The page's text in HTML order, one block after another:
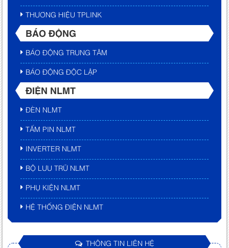
THƯƠNG HIỆU TPLINK
BÁO ĐỘNG
BÁO ĐỘNG TRUNG TÂM
BÁO ĐỘNG ĐỘC LẬP
ĐIỆN NLMT
ĐÈN NLMT
TẤM PIN NLMT
INVERTER NLMT
BỘ LƯU TRỮ NLMT
PHỤ KIỆN NLMT
HỆ THỐNG ĐIỆN NLMT
THÔNG TIN LIÊN HỆ